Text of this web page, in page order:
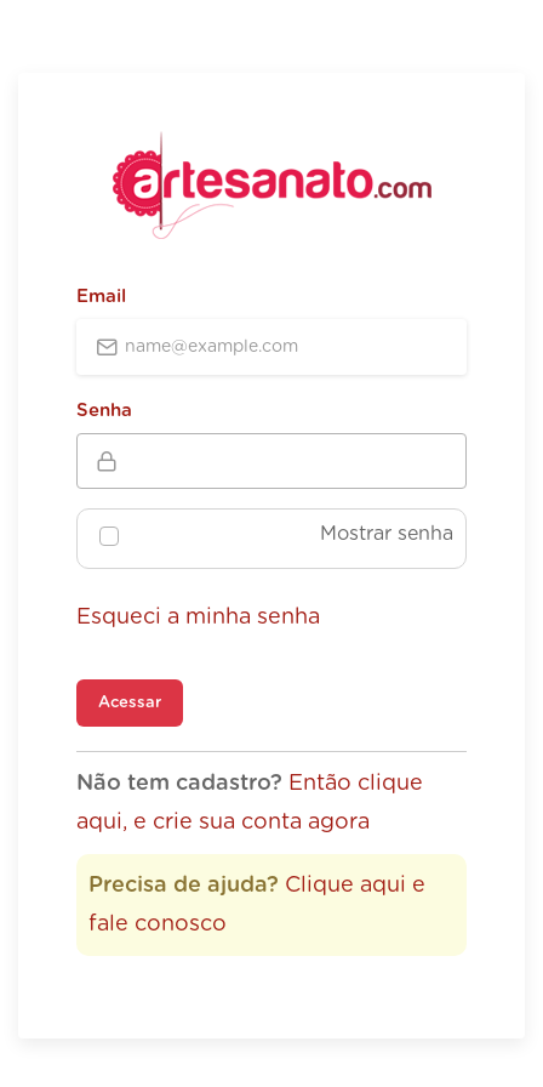
Email
Senha
Mostrar senha
Esqueci a minha senha
Acessar
Não tem cadastro? Então clique
aqui, e crie sua conta agora
Precisa de ajuda? Clique aqui e
fale conosco